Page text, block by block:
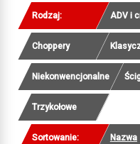
Rodzaj: ADV i
Choppery
Niekonwencjonalne
Trzykołowe
Sortowanie: Nazwa